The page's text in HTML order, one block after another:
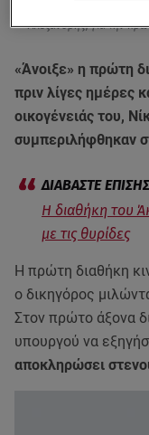
Αλεξανδρής, για την
«Άνοιξε» η πρώτη
πριν λίγες ημέρες
οικογένειάς του,
συμπεριλήφθηκαν
Η διαθήκη του
με τις θυρίδες
Η πρώτη διαθήκη
ο δικηγόρος
Στον πρώτο άξονα
υπουργού να
αποκληρώσει